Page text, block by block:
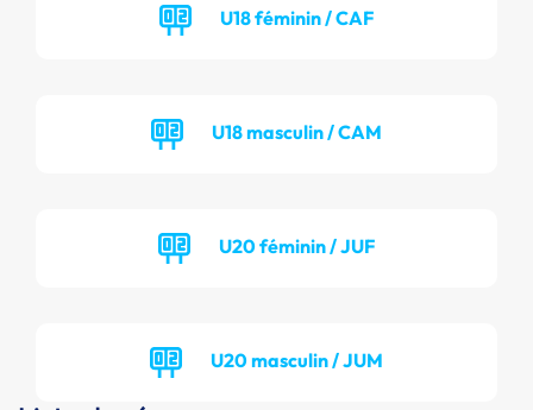
U18 féminin / CAF
U18 masculin / CAM
U20 féminin / JUF
U20 masculin / JUM